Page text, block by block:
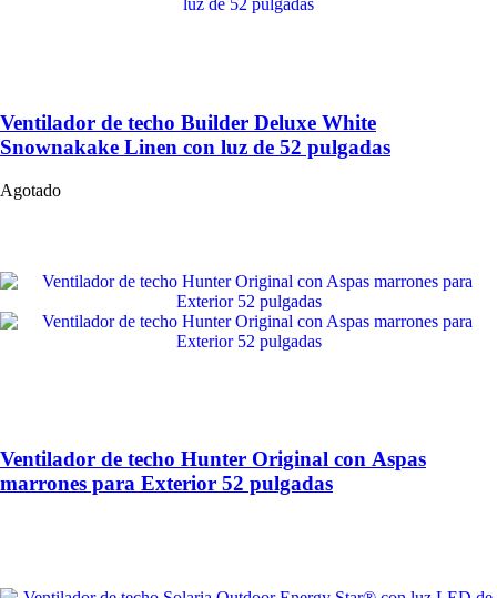
Ventilador de techo Builder Deluxe White
Snownakake Linen con luz de 52 pulgadas
Agotado
Ventilador de techo Hunter Original con Aspas
marrones para Exterior 52 pulgadas